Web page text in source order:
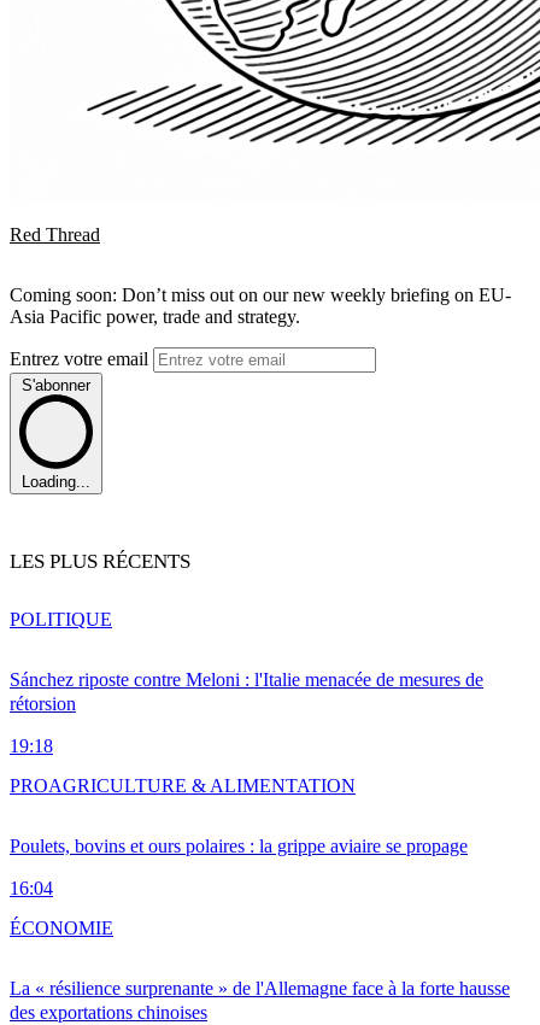
Red Thread
Coming soon: Don’t miss out on our new weekly briefing on EU-
Asia Pacific power, trade and strategy.
Entrez votre email
S'abonner
Loading...
LES PLUS RÉCENTS
Sánchez riposte contre Meloni : l'Italie menacée de mesures de
rétorsion
19:18
POLITIQUE
Poulets, bovins et ours polaires : la grippe aviaire se propage
16:04
PROAGRICULTURE & ALIMENTATION
La « résilience surprenante » de l'Allemagne face à la forte hausse
des exportations chinoises
ÉCONOMIE